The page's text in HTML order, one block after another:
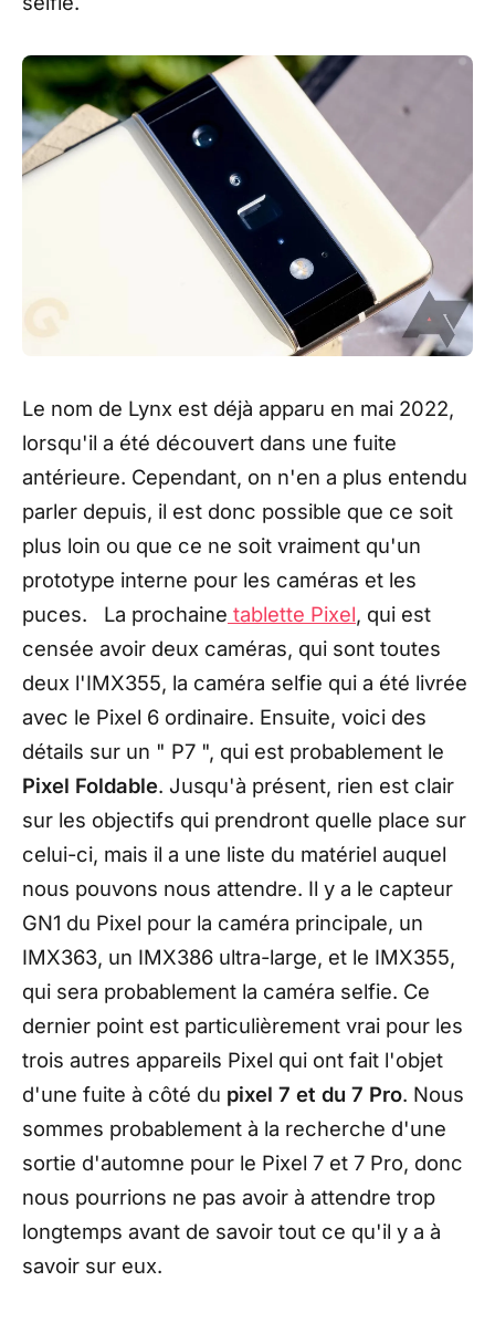
Le nom de Lynx est déjà apparu en mai 2022,
lorsqu'il a été découvert dans une fuite
antérieure. Cependant, on n'en a plus entendu
parler depuis, il est donc possible que ce soit
plus loin ou que ce ne soit vraiment qu'un
prototype interne pour les caméras et les
puces. La prochaine tablette Pixel, qui est
censée avoir deux caméras, qui sont toutes
deux l'IMX355, la caméra selfie qui a été livrée
avec le Pixel 6 ordinaire. Ensuite, voici des
détails sur un " P7 ", qui est probablement le
Pixel Foldable. Jusqu'à présent, rien est clair
sur les objectifs qui prendront quelle place sur
celui-ci, mais il a une liste du matériel auquel
nous pouvons nous attendre. Il y a le capteur
GN1 du Pixel pour la caméra principale, un
IMX363, un IMX386 ultra-large, et le IMX355,
qui sera probablement la caméra selfie. Ce
dernier point est particulièrement vrai pour les
trois autres appareils Pixel qui ont fait l'objet
d'une fuite à côté du pixel 7 et du 7 Pro. Nous
sommes probablement à la recherche d'une
sortie d'automne pour le Pixel 7 et 7 Pro, donc
nous pourrions ne pas avoir à attendre trop
longtemps avant de savoir tout ce qu'il y a à
savoir sur eux.